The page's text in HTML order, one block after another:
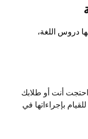
دروس اللغة،
أنت أو طلابك
بإجراءاتها في